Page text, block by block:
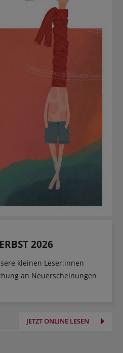
2026
kleinen Leser:innen
an Neuerscheinungen
JETZT ONLINE LESEN